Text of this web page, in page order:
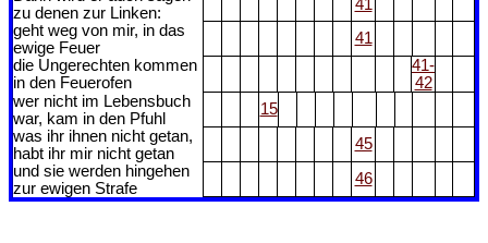
zu denen zur Linken:
41
geht weg von mir, in das
ewige Feuer
41
die Ungerechten kommen
in den Feuerofen
41-
42
wer nicht im Lebensbuch
war, kam in den Pfuhl
15
was ihr ihnen nicht getan,
habt ihr mir nicht getan
45
und sie werden hingehen
zur ewigen Strafe
46